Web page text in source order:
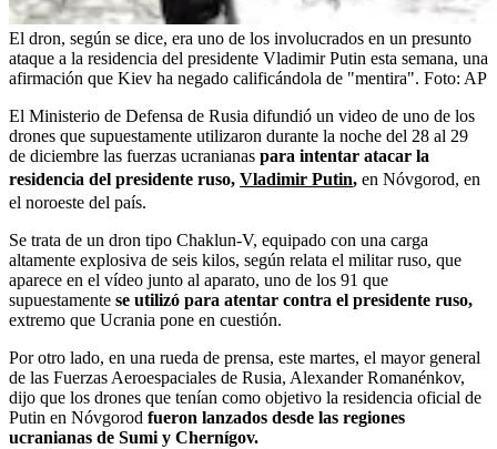
El dron, según se dice, era uno de los involucrados en un presunto
ataque a la residencia del presidente Vladimir Putin esta semana, una
afirmación que Kiev ha negado calificándola de "mentira". Foto: AP
El Ministerio de Defensa de Rusia difundió un video de uno de los
drones que supuestamente utilizaron durante la noche del 28 al 29
de diciembre las fuerzas ucranianas para intentar atacar la
residencia del presidente ruso, Vladimir Putin, en Nóvgorod, en
el noroeste del país.
Se trata de un dron tipo Chaklun-V, equipado con una carga
altamente explosiva de seis kilos, según relata el militar ruso, que
aparece en el vídeo junto al aparato, uno de los 91 que
supuestamente se utilizó para atentar contra el presidente ruso,
extremo que Ucrania pone en cuestión.
Por otro lado, en una rueda de prensa, este martes, el mayor general
de las Fuerzas Aeroespaciales de Rusia, Alexander Romanénkov,
dijo que los drones que tenían como objetivo la residencia oficial de
Putin en Nóvgorod fueron lanzados desde las regiones
ucranianas de Sumi y Chernígov.